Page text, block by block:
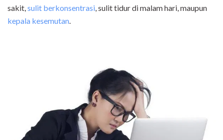
sakit,sulit berkonsentrasi, sulit tidur di malam hari, maupun
kepala kesemutan.